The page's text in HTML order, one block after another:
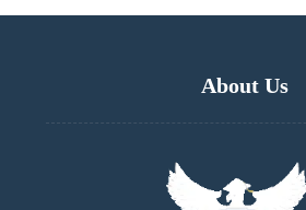
About Us